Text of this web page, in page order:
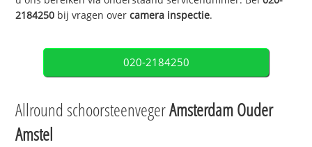
2184250 bij vragen overcamera inspectie.
020-2184250
Allround schoorsteenvegerAmsterdam Ouder
Amstel